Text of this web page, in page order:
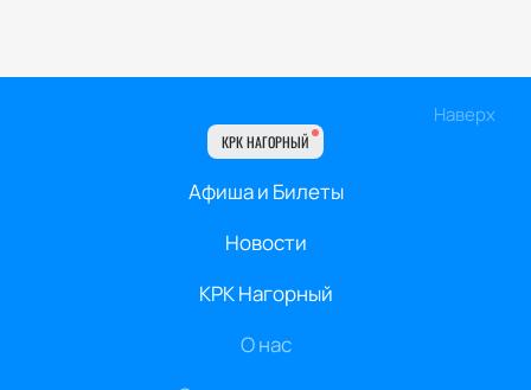
Наверх
КРК НАГОРНЫЙ
Афиша и Билеты
Новости
КРК Нагорный
О нас